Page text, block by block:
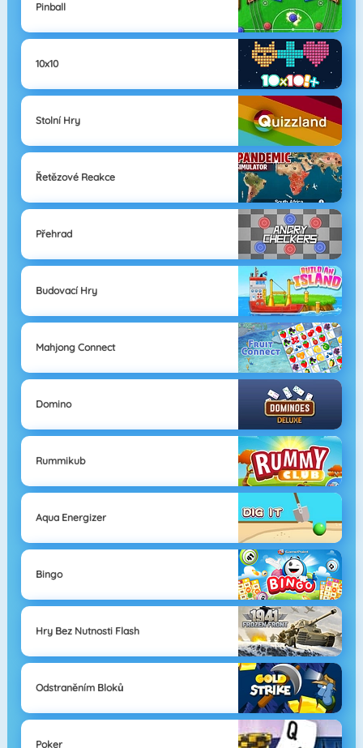
Pinball
10x10
Stolní Hry
Řetězové Reakce
Přehrad
Budovací Hry
Mahjong Connect
Domino
Rummikub
Aqua Energizer
Bingo
Hry Bez Nutnosti Flash
Odstraněním Bloků
Poker